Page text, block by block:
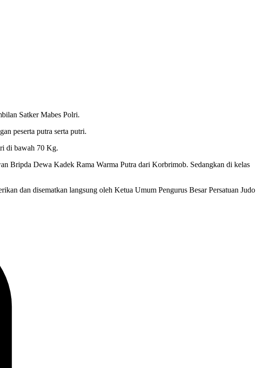
Satker Mabes Polri.
peserta putra serta putri.
di bawah 70 Kg.
Bripda Dewa Kadek Rama Warma Putra dari Korbrimob. Sedangkan di kelas
dan disematkan langsung oleh Ketua Umum Pengurus Besar Persatuan Judo